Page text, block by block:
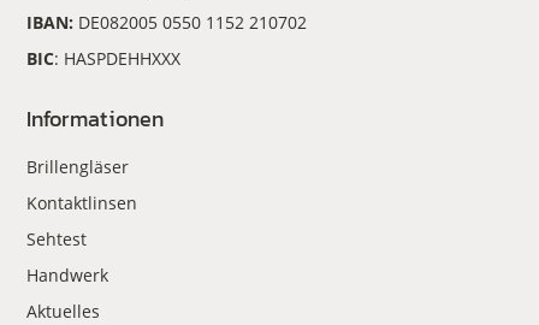
IBAN: DE082005 0550 1152 210702
BIC: HASPDEHHXXX
Informationen
Brillengläser
Kontaktlinsen
Sehtest
Handwerk
Aktuelles